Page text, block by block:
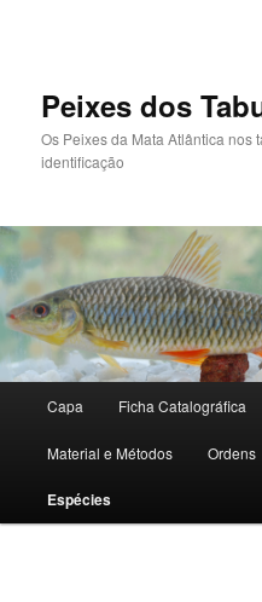
principalPeixes dos
Os Peixes da Mata Atlântica nos
identificação
principal
Capa Ficha Catalográfica
Material e Métodos Ordens
Espécies